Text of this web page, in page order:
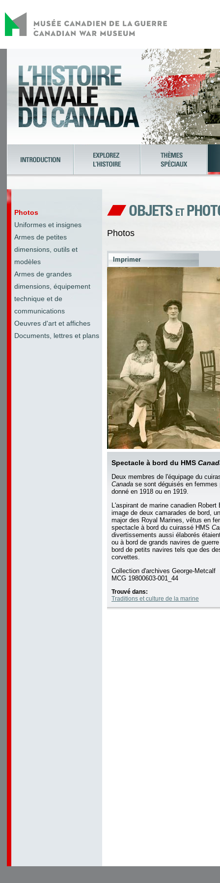
Photos
Uniformes et insignes
Armes de petites
dimensions, outils et
modèles
Armes de grandes
dimensions, équipement
technique et de
communications
Oeuvres d'art et affiches
Documents, lettres et plans
Photos
Imprimer
Spectacle à bord du HMS
Deux membres de l'équipage du
Canada se sont déguisés en femmes
donné en 1918 ou en 1919.
L'aspirant de marine canadien
image de deux camarades de bord,
major des Royal Marines, vêtus en
spectacle à bord du cuirassé HMS
divertissements aussi élaborés
ou à bord de grands navires de
bord de petits navires tels que des
corvettes.
Collection d'archives George-Metcalf
MCG 19800603-001_44
Trouvé dans:
Traditions et culture de la marine